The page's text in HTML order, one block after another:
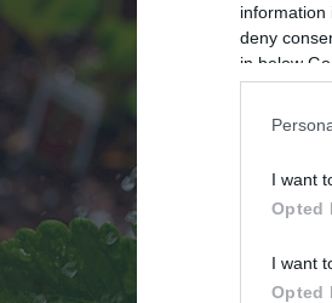
information
deny
in below
I want
Opted
I want
Opted